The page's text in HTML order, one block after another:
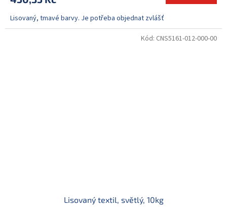
Lisovaný, tmavé barvy. Je potřeba objednat zvlášť
Lisovaný textil, světlý, 10kg
Kód: CNS5161-012-000-00